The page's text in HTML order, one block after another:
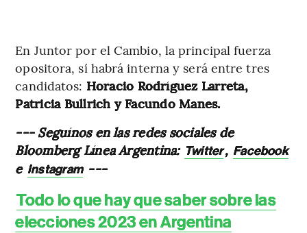
En Juntor por el Cambio, la principal fuerza
opositora, sí habrá interna y será entre tres
candidatos: Horacio Rodríguez Larreta,
Patricia Bullrich y Facundo Manes.
--- Seguínos en las redes sociales de
Bloomberg Línea Argentina: Twitter, Facebook
e Instagram ---
Todo lo que hay que saber sobre las
elecciones 2023 en Argentina